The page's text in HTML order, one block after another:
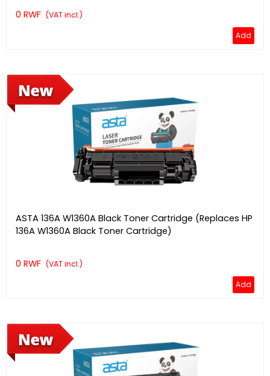
0 RWF (VAT incl.)
Add
ASTA 136A W1360A Black Toner Cartridge (Replaces HP
136A W1360A Black Toner Cartridge)
0 RWF (VAT incl.)
Add